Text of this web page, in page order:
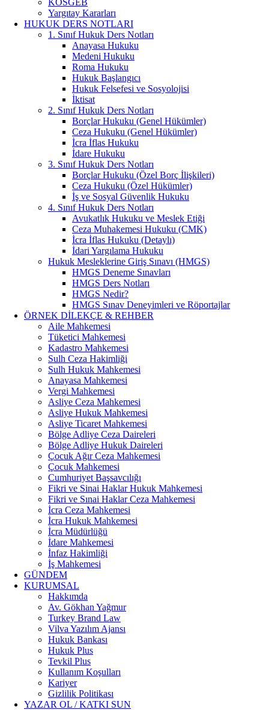
KOSGEB
Yargıtay Kararları
HUKUK DERS NOTLARI
1. Sınıf Hukuk Ders Notları
Anayasa Hukuku
Medeni Hukuku
Roma Hukuku
Hukuk Başlangıcı
Hukuk Felsefesi ve Sosyolojisi
İktisat
2. Sınıf Hukuk Ders Notları
Borçlar Hukuku (Genel Hükümler)
Ceza Hukuku (Genel Hükümler)
İcra İflas Hukuku
İdare Hukuku
3. Sınıf Hukuk Ders Notları
Borçlar Hukuku (Özel Borç İlişkileri)
Ceza Hukuku (Özel Hükümler)
İş ve Sosyal Güvenlik Hukuku
4. Sınıf Hukuk Ders Notları
Avukatlık Hukuku ve Meslek Etiği
Ceza Muhakemesi Hukuku (CMK)
İcra İflas Hukuku (Detaylı)
İdari Yargılama Hukuku
Hukuk Mesleklerine Giriş Sınavı (HMGS)
HMGS Deneme Sınavları
HMGS Ders Notları
HMGS Nedir?
HMGS Sınav Deneyimleri ve Röportajlar
ÖRNEK DILEKÇE & REHBER
Aile Mahkemesi
Tüketici Mahkemesi
Kadastro Mahkemesi
Sulh Ceza Hakimliği
Sulh Hukuk Mahkemesi
Anayasa Mahkemesi
Vergi Mahkemesi
Asliye Ceza Mahkemesi
Asliye Hukuk Mahkemesi
Asliye Ticaret Mahkemesi
Bölge Adliye Ceza Daireleri
Bölge Adliye Hukuk Daireleri
Çocuk Ağır Ceza Mahkemesi
Çocuk Mahkemesi
Cumhuriyet Başsavcılığı
Fikri ve Sinai Haklar Hukuk Mahkemesi
Fikri ve Sınai Haklar Ceza Mahkemesi
İcra Ceza Mahkemesi
İcra Hukuk Mahkemesi
İcra Müdürlüğü
İdare Mahkemesi
İnfaz Hakimliği
İş Mahkemesi
GÜNDEM
KURUMSAL
Hakkımda
Av. Gökhan Yağmur
Turkey Brand Law
Vilva Yazılım Ajansı
Hukuk Bankası
Hukuk Plus
Tevkil Plus
Kullanım Koşulları
Kariyer
Gizlilik Politikası
YAZAR OL / KATKI SUN